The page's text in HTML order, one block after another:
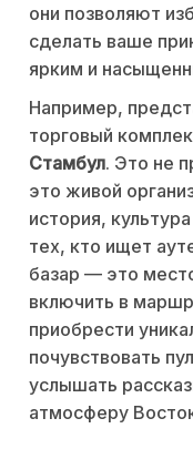
они позволяют
сделать ваше
ярким и
Например,
торговый
Стамбул. Это не
это живой
история,
тех, кто ищет
базар — это
включить в
приобрести
почувствовать
услышать
атмосферу